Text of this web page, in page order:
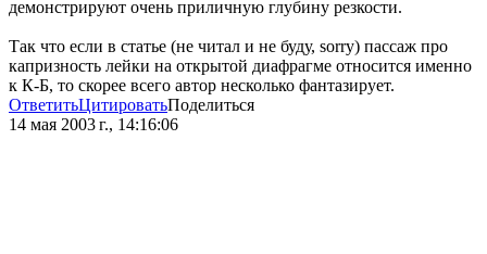
демонстрируют очень приличную глубину резкости.
Так что если в статье (не читал и не буду, sorry) пассаж про
капризность лейки на открытой диафрагме относится именно
к К-Б, то скорее всего автор несколько фантазирует.
ОтветитьЦитироватьПоделиться
14 мая 2003 г., 14:16:06